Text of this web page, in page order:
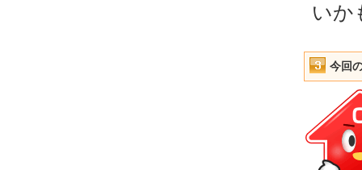
いか
今回